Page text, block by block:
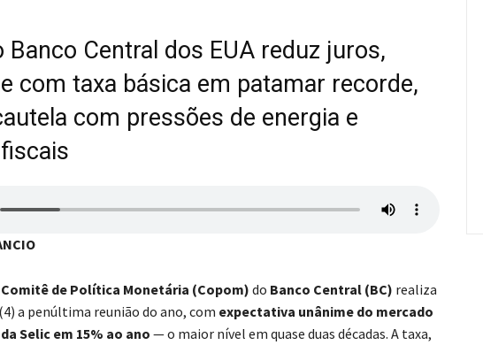
Banco Central dos EUA reduz juros,
com taxa básica em patamar recorde,
com pressões de energia e
Comitê de Política Monetária (Copom) do Banco Central (BC) realiza
a penúltima reunião do ano, com expectativa unânime do mercado
Selic em 15% ao ano— o maior nível em quase duas décadas. A taxa,